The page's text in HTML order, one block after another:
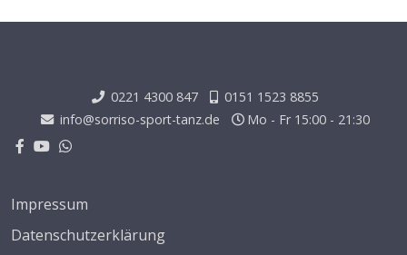
0221 4300 847
0151 1523 8855
info@sorriso-sport-tanz.de
Mo - Fr 15:00 - 21:30
Impressum
Datenschutzerklärung